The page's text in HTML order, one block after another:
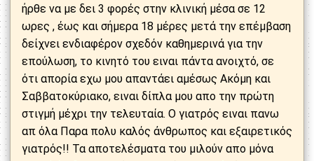
ήρθε να με δει 3 φορές στην κλινική μέσα σε 12
ωρες , έως και σήμερα 18 μέρες μετά την επέμβαση
δείχνει ενδιαφέρον σχεδόν καθημερινά για την
επούλωση, το κινητό του ειναι πάντα ανοιχτό, σε
ότι απορία εχω μου απαντάει αμέσως Ακόμη και
Σαββατοκύριακο, ειναι δίπλα μου απο την πρώτη
στιγμή μέχρι την τελευταία. Ο γιατρός ειναι πανω
απ όλα Παρα πολυ καλός άνθρωπος και εξαιρετικός
γιατρός!! Τα αποτελέσματα του μιλούν απο μόνα